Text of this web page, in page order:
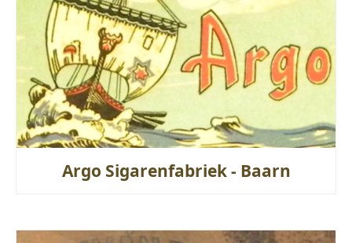
Argo Sigarenfabriek - Baarn